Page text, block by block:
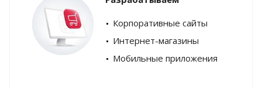
Корпоративные сайты
Интернет-магазины
Мобильные приложения